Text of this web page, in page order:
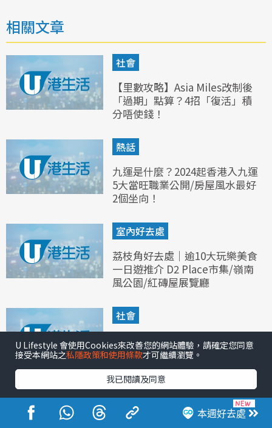
相關文章
社會
【里數攻略】Asia Miles改制後
「過期」點算？4招「復活」積
分唔使錢！
熱話
九運是什麼？2024起香港入九運
5大當旺職業公開/房屋風水最好
2個坐向！
室內好去處
荔枝角好去處｜逾10大玩樂美食
一日遊推介 D2 Place市集/嶺南
風公園/紅磚屋展覽廳
社會
公屋富戶2026最新入息資產限額
一覽！超額幾多要搬走？富戶政
策申報時間/豁免條件
本週好去處
U Lifestyle 會使用Cookies來改善您的網站體驗，請確定您同意
接受本網站之私隱政策和使用條款才可繼續瀏覽。
我已閱讀及同意